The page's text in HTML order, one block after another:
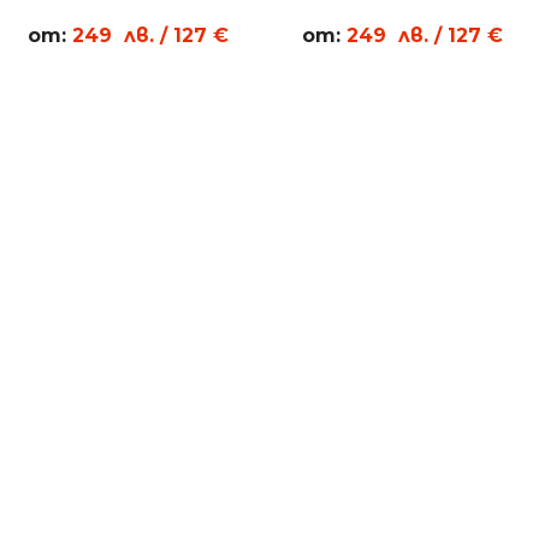
от:249 лв. / 127 € от: 249 лв. / 127 €